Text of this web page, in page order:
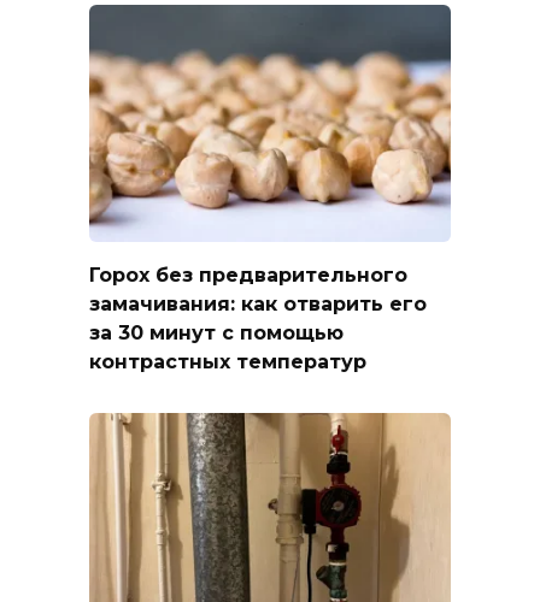
Горох без предварительного
замачивания: как отварить его
за 30 минут с помощью
контрастных температур